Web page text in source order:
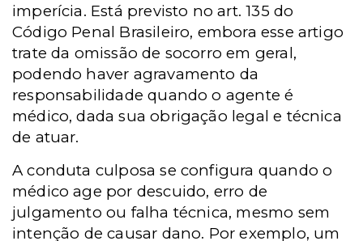
imperícia. Está previsto no art. 135 do
Código Penal Brasileiro, embora esse artigo
trate da omissão de socorro em geral,
podendo haver agravamento da
responsabilidade quando o agente é
médico, dada sua obrigação legal e técnica
de atuar.
A conduta culposa se configura quando o
médico age por descuido, erro de
julgamento ou falha técnica, mesmo sem
intenção de causar dano. Por exemplo, um